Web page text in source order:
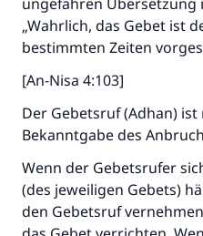
„Wahrlich, das Gebet ist
bestimmten Zeiten
[An-Nisa 4:103]
Der Gebetsruf (Adhan)
Bekanntgabe des
Wenn der Gebetsrufer
(des jeweiligen Gebets)
den Gebetsruf
Die Antwort Nr.
Unterstütze die
Der Prophet -Allahs
"Wer zum Guten
desjenigen,